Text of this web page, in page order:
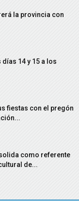
la provincia con
14 y 15 a los
fiestas con el pregón
como referente
de...